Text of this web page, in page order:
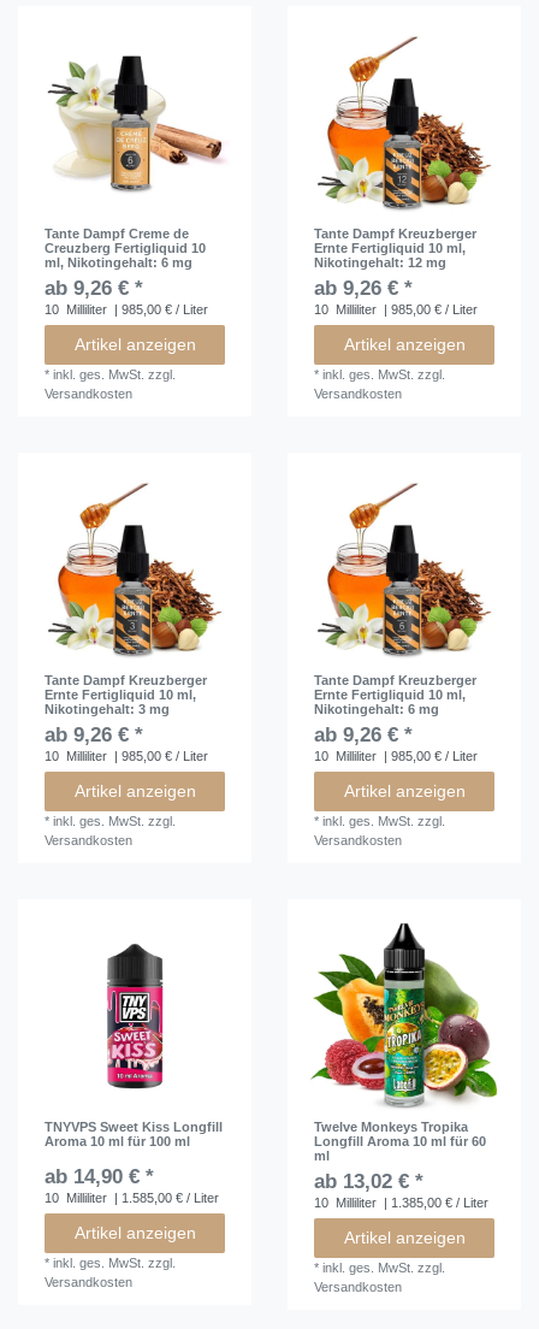
Tante Dampf Creme de
Creuzberg Fertigliquid 10
ml, Nikotingehalt: 6 mg
ab 9,26 € *
10 Milliliter | 985,00 € / Liter
Artikel anzeigen
*inkl. ges. MwSt. zzgl.
Versandkosten
Tante Dampf Kreuzberger
Ernte Fertigliquid 10 ml,
Nikotingehalt: 12 mg
ab 9,26 € *
10 Milliliter | 985,00 € / Liter
Artikel anzeigen
*inkl. ges. MwSt. zzgl.
Versandkosten
Tante Dampf Kreuzberger
Ernte Fertigliquid 10 ml,
Nikotingehalt: 3 mg
ab 9,26 € *
10 Milliliter | 985,00 € / Liter
Artikel anzeigen
*inkl. ges. MwSt. zzgl.
Versandkosten
Tante Dampf Kreuzberger
Ernte Fertigliquid 10 ml,
Nikotingehalt: 6 mg
ab 9,26 € *
10 Milliliter | 985,00 € / Liter
Artikel anzeigen
*inkl. ges. MwSt. zzgl.
Versandkosten
TNYVPS Sweet Kiss Longfill
Aroma 10 ml für 100 ml
ab 14,90 € *
10 Milliliter | 1.585,00 € / Liter
Artikel anzeigen
*inkl. ges. MwSt. zzgl.
Versandkosten
Twelve Monkeys Tropika
Longfill Aroma 10 ml für 60
ml
ab 13,02 € *
10 Milliliter | 1.385,00 € / Liter
Artikel anzeigen
*inkl. ges. MwSt. zzgl.
Versandkosten